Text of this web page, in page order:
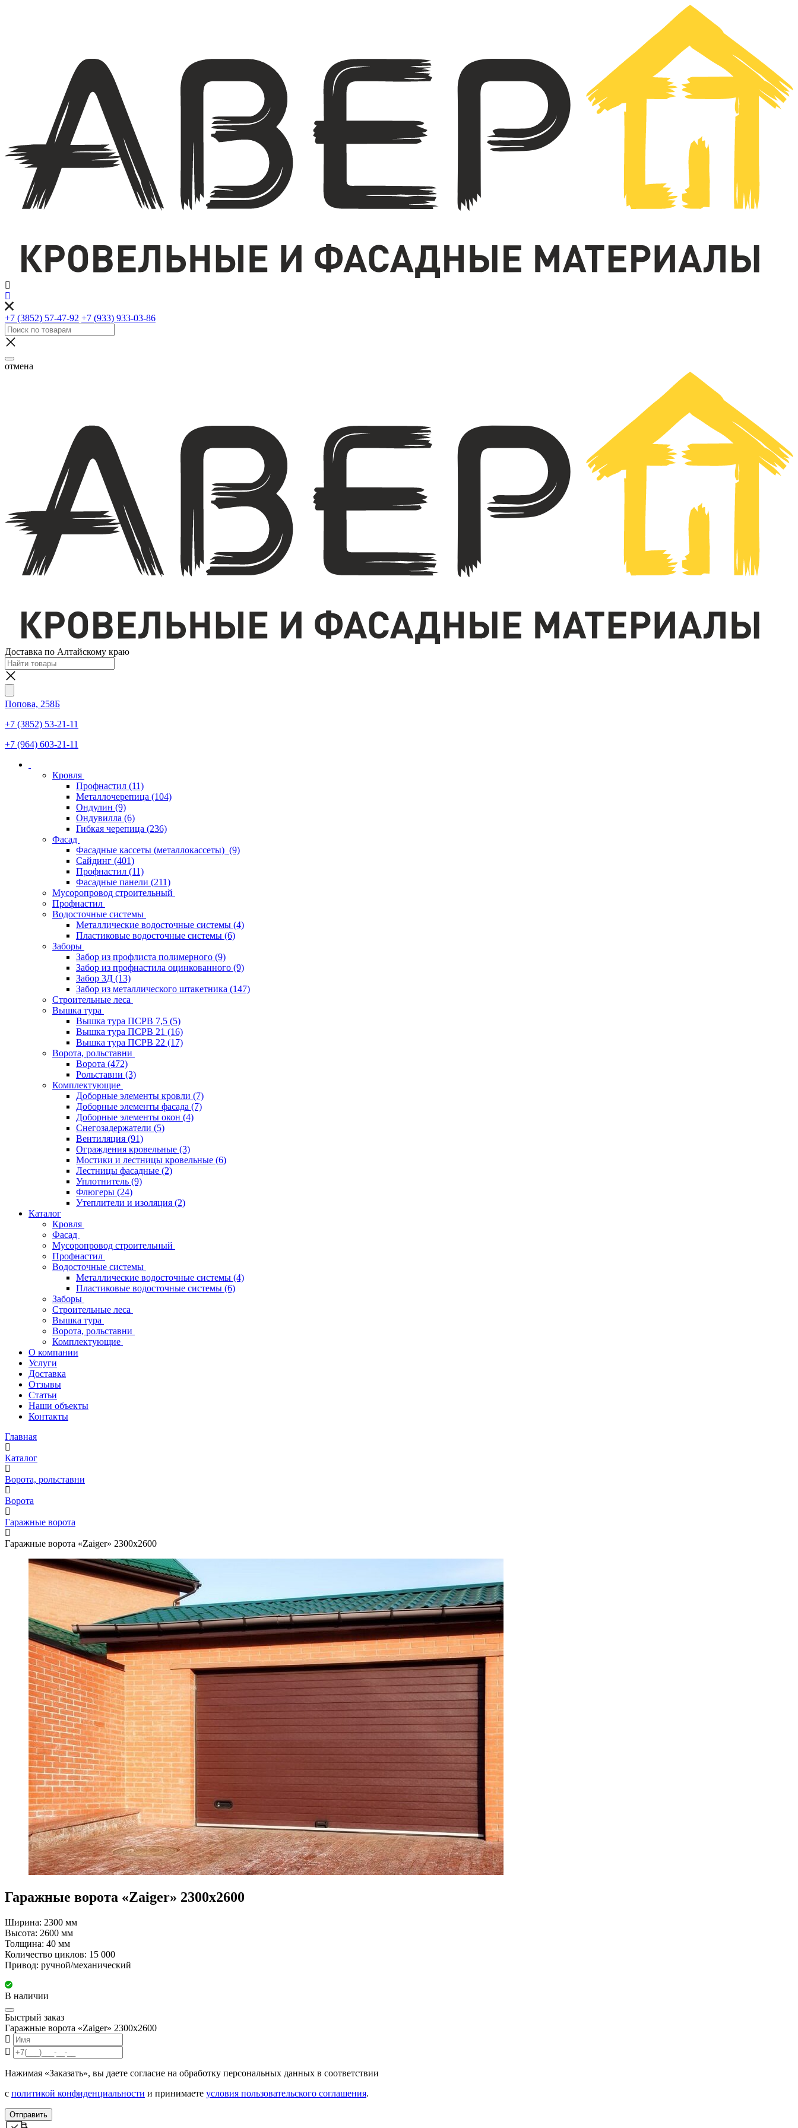
+7 (3852) 57-47-92 +7 (933) 933-03-86
отмена
Доставка по Алтайскому краю
Попова, 258Б
+7 (3852) 53-21-11
+7 (964) 603-21-11
Кровля
Профнастил (11)
Металлочерепица (104)
Ондулин (9)
Ондувилла (6)
Гибкая черепица (236)
Фасад
Фасадные кассеты (металлокассеты) (9)
Сайдинг (401)
Профнастил (11)
Фасадные панели (211)
Мусоропровод строительный
Профнастил
Водосточные системы
Металлические водосточные системы (4)
Пластиковые водосточные системы (6)
Заборы
Забор из профлиста полимерного (9)
Забор из профнастила оцинкованного (9)
Забор 3Д (13)
Забор из металлического штакетника (147)
Строительные леса
Вышка тура
Вышка тура ПСРВ 7,5 (5)
Вышка тура ПСРВ 21 (16)
Вышка тура ПСРВ 22 (17)
Ворота, рольставни
Ворота (472)
Рольставни (3)
Комплектующие
Доборные элементы кровли (7)
Доборные элементы фасада (7)
Доборные элементы окон (4)
Снегозадержатели (5)
Вентиляция (91)
Ограждения кровельные (3)
Мостики и лестницы кровельные (6)
Лестницы фасадные (2)
Уплотнитель (9)
Флюгеры (24)
Утеплители и изоляция (2)
Каталог
Кровля
Фасад
Мусоропровод строительный
Профнастил
Водосточные системы
Металлические водосточные системы (4)
Пластиковые водосточные системы (6)
Заборы
Строительные леса
Вышка тура
Ворота, рольставни
Комплектующие
О компании
Услуги
Доставка
Отзывы
Статьи
Наши объекты
Контакты
Главная
Каталог
Ворота, рольставни
Ворота
Гаражные ворота
Гаражные ворота «Zaiger» 2300х2600
Гаражные ворота «Zaiger» 2300х2600
Ширина: 2300 мм
Высота: 2600 мм
Толщина: 40 мм
Количество циклов: 15 000
Привод: ручной/механический
В наличии
Быстрый заказ
Гаражные ворота «Zaiger» 2300х2600
Нажимая «Заказать», вы даете согласие на обработку персональных данных в соответствии
с политикой конфиденциальности и принимаете условия пользовательского соглашения.
Отправить